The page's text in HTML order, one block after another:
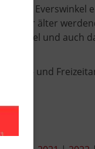
OV Everswinkel
immer älter
und auch
Sport- und